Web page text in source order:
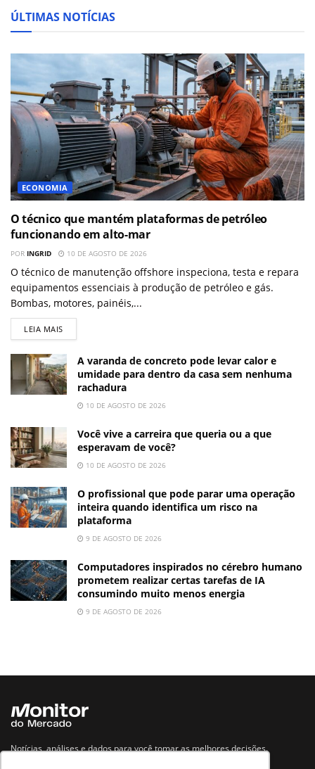
ÚLTIMAS NOTÍCIAS
ECONOMIA
O técnico que mantém plataformas de petróleo
funcionando em alto-mar
POR INGRID 10 DE AGOSTO DE 2026
O técnico de manutenção offshore inspeciona, testa e repara
equipamentos essenciais à produção de petróleo e gás.
Bombas, motores, painéis,...
LEIA MAIS
A varanda de concreto pode levar calor e
umidade para dentro da casa sem nenhuma
rachadura
10 DE AGOSTO DE 2026
Você vive a carreira que queria ou a que
esperavam de você?
10 DE AGOSTO DE 2026
O profissional que pode parar uma operação
inteira quando identifica um risco na
plataforma
9 DE AGOSTO DE 2026
Computadores inspirados no cérebro humano
prometem realizar certas tarefas de IA
consumindo muito menos energia
9 DE AGOSTO DE 2026
Notícias, análises e dados para você tomar as melhores decisões.